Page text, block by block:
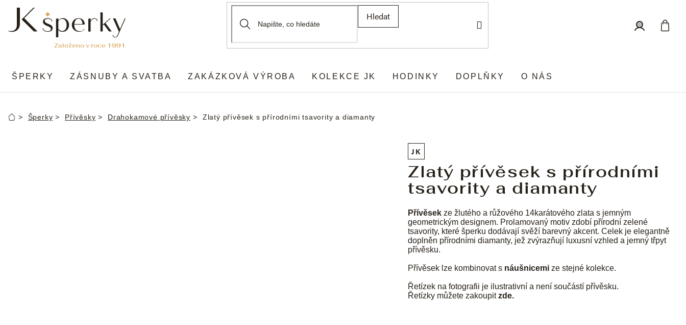
obsah
Hledat
ŠPERKY ZÁSNUBY A SVATBA ZAKÁZKOVÁ VÝROBA KOLEKCE JK HODINKY DOPLŇKY O NÁS
DomůŠperky Přívěsky Drahokamové přívěsky Zlatý přívěsek s přírodními tsavority a diamanty
JK
Zlatý přívěsek s přírodními
tsavority a diamanty
Přívěsek ze žlutého a růžového 14karátového zlata s jemným
geometrickým designem. Prolamovaný motiv zdobí přírodní zelené
tsavority, které šperku dodávají svěží barevný akcent. Celek je elegantně
doplněn přírodními diamanty, jež zvýrazňují luxusní vzhled a jemný třpyt
přívěsku.
Přívěsek lze kombinovat s náušnicemi ze stejné kolekce.
Řetízek na fotografii je ilustrativní a není součástí přívěsku.
Řetízky můžete zakoupit zde.